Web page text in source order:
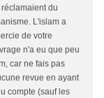
du
L'islam a
de votre
n'a eu que peu
car ne fais pas
revue en ayant
compte (sauf les